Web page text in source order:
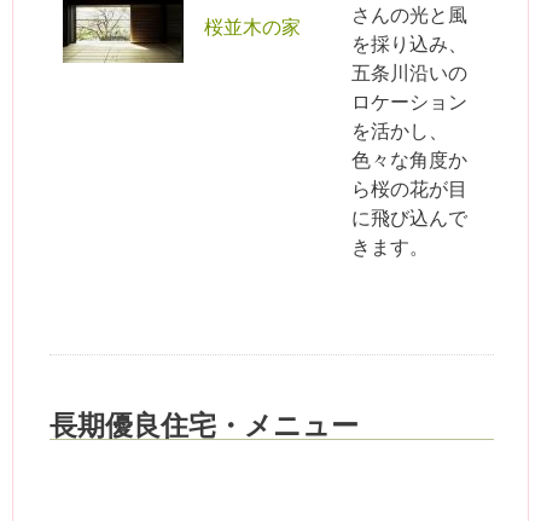
桜並木の家
さんの光と風
を採り込み、
五条川沿いの
ロケーション
を活かし、
色々な角度か
ら桜の花が目
に飛び込んで
きます。
長期優良住宅・メニュー